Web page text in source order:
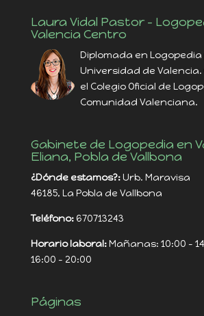
Laura Vidal Pastor –
Valencia Centro
Diplomada en Logopedia
Universidad de
el Colegio Oficial de
Comunidad Valenciana.
Gabinete de Logopedia en
Eliana, Pobla de Vallbona
¿Dónde estamos?:Urb. Maravisa
46185, La Pobla de Vallbona
Teléfono:670713243
Horario laboral:Mañanas: 10:00 -
16:00 - 20:00
Páginas